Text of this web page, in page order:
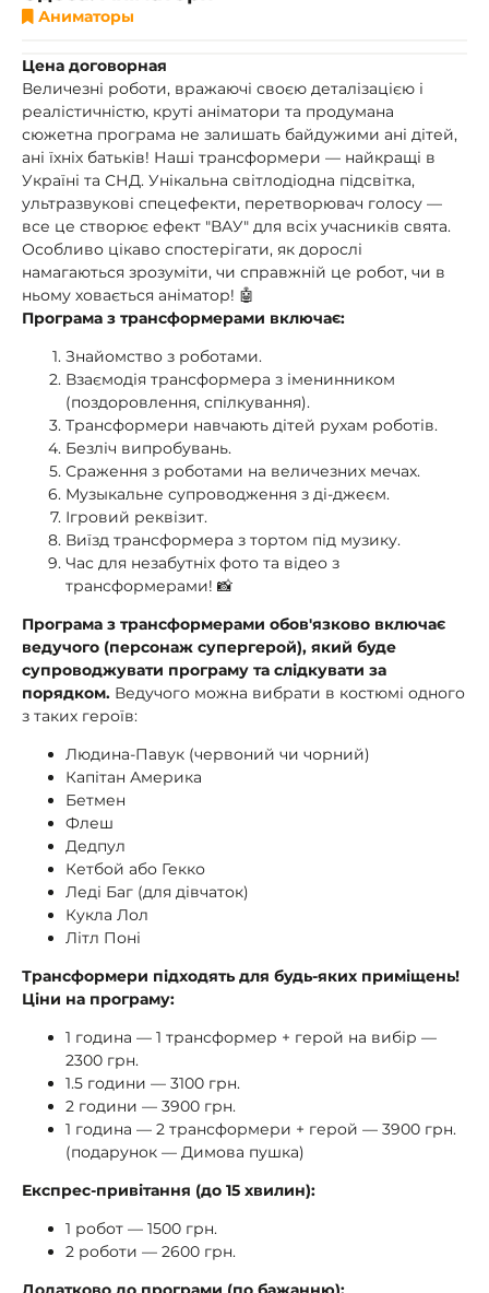
Аниматоры
Цена договорная
Величезні роботи, вражаючі своєю деталізацією і
реалістичністю, круті аніматори та продумана
сюжетна програма не залишать байдужими ані дітей,
ані їхніх батьків! Наші трансформери — найкращі в
Україні та СНД. Унікальна світлодіодна підсвітка,
ультразвукові спецефекти, перетворювач голосу —
все це створює ефект "ВАУ" для всіх учасників свята.
Особливо цікаво спостерігати, як дорослі
намагаються зрозуміти, чи справжній це робот, чи в
ньому ховається аніматор! 🤖
Програма з трансформерами включає:
Знайомство з роботами.
Взаємодія трансформера з іменинником
(поздоровлення, спілкування).
Трансформери навчають дітей рухам роботів.
Безліч випробувань.
Сраження з роботами на величезних мечах.
Музыкальне супроводження з ді-джеєм.
Ігровий реквізит.
Виїзд трансформера з тортом під музику.
Час для незабутніх фото та відео з
трансформерами! 📸
Програма з трансформерами обов'язково включає
ведучого (персонаж супергерой), який буде
супроводжувати програму та слідкувати за
порядком. Ведучого можна вибрати в костюмі одного
з таких героїв:
Людина-Павук (червоний чи чорний)
Капітан Америка
Бетмен
Флеш
Дедпул
Кетбой або Гекко
Леді Баг (для дівчаток)
Кукла Лол
Літл Поні
Трансформери підходять для будь-яких приміщень!
Ціни на програму:
1 година — 1 трансформер + герой на вибір —
2300 грн.
1.5 години — 3100 грн.
2 години — 3900 грн.
1 година — 2 трансформери + герой — 3900 грн.
(подарунок — Димова пушка)
Експрес-привітання (до 15 хвилин):
1 робот — 1500 грн.
2 роботи — 2600 грн.